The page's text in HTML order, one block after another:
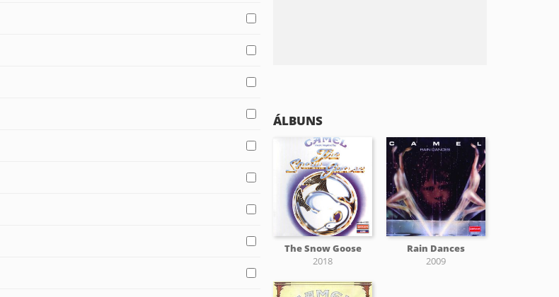
ÁLBUNS
The Snow Goose
2018
Rain Dances
2009